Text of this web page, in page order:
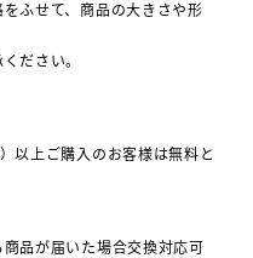
ふせて、商品の大きさや形
ださい。
以上ご購入のお客様は無料と
品が届いた場合交換対応可